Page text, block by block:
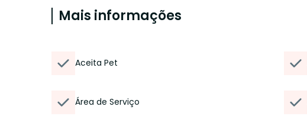
Mais informações
Aceita Pet
Área de Serviço